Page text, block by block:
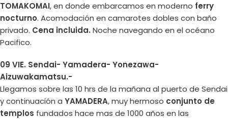
TOMAKOMAI, en donde embarcamos en moderno ferry
nocturno. Acomodación en camarotes dobles con baño
privado. Cena incluida. Noche navegando en el océano
Pacifico.
09 VIE. Sendai- Yamadera- Yonezawa-
Aizuwakamatsu.-
Llegamos sobre las 10 hrs de la mañana al puerto de Sendai
y continuación a YAMADERA, muy hermoso conjunto de
templos fundados hace mas de 1000 años en las